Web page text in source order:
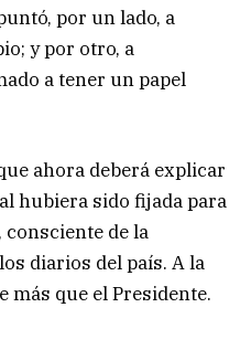
por un lado, a
y por otro, a
a tener un papel
ahora deberá explicar
hubiera sido fijada para
consciente de la
diarios del país. A la
más que el Presidente.